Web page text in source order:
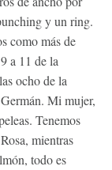
y un ring.
como más de
a 11 de la
ocho de la
Mi mujer,
Tenemos
mientras
todo es